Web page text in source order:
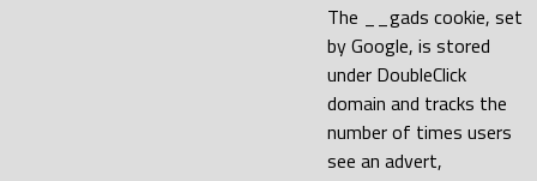
The __gads cookie, set
by Google, is stored
under DoubleClick
domain and tracks the
number of times users
see an advert,